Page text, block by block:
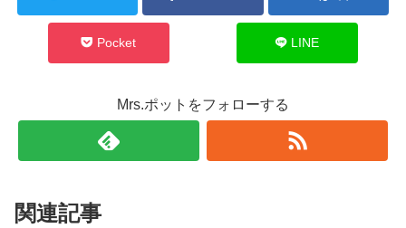
Pocket LINE
Mrs.ポットをフォローする
関連記事